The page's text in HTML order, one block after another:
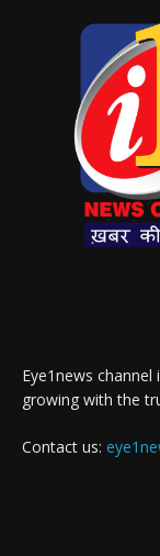
Eye1news
growing with the
Contact us: